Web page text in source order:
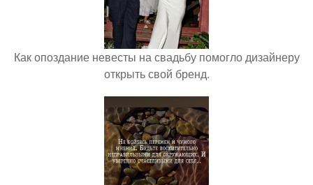
Как опоздание невесты на свадьбу помогло дизайнеру
открыть свой бренд.